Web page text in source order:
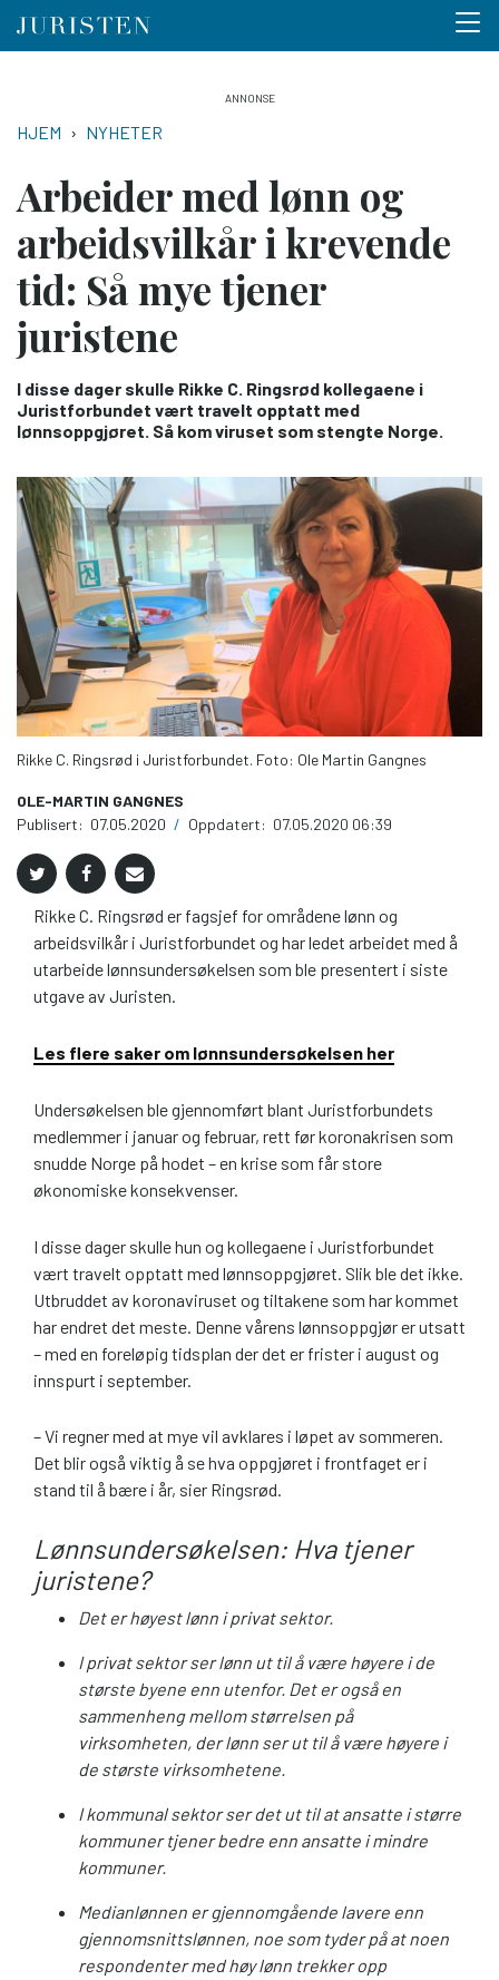
hovedinnhold
Menu
NAVIGASJONSSTI
HJEM NYHETER
Arbeider med lønn og
arbeidsvilkår i krevende
tid: Så mye tjener
juristene
I disse dager skulle Rikke C. Ringsrød kollegaene i
Juristforbundet vært travelt opptatt med
lønnsoppgjøret. Så kom viruset som stengte Norge.
Rikke C. Ringsrød i Juristforbundet. Foto: Ole Martin Gangnes
OLE-MARTIN GANGNES
Publisert: 07.05.2020 / Oppdatert: 07.05.2020 06:39
Rikke C. Ringsrød er fagsjef for områdene lønn og
arbeidsvilkår i Juristforbundet og har ledet arbeidet med å
utarbeide lønnsundersøkelsen som ble presentert i siste
utgave av Juristen.
Les flere saker om lønnsundersøkelsen her
Undersøkelsen ble gjennomført blant Juristforbundets
medlemmer i januar og februar, rett før koronakrisen som
snudde Norge på hodet – en krise som får store
økonomiske konsekvenser.
I disse dager skulle hun og kollegaene i Juristforbundet
vært travelt opptatt med lønnsoppgjøret. Slik ble det ikke.
Utbruddet av koronaviruset og tiltakene som har kommet
har endret det meste. Denne vårens lønnsoppgjør er utsatt
– med en foreløpig tidsplan der det er frister i august og
inn­spurt i september.
– Vi regner med at mye vil avklares i løpet av sommeren.
Det blir også viktig å se hva oppgjøret i frontfaget er i
stand til å bære i år, sier Ringsrød.
Lønnsundersøkelsen: Hva tjener
juristene?
Det er høyest lønn i privat sektor.
I privat sektor ser lønn ut til å være høyere i de
største byene enn utenfor. Det er også en
sammenheng mellom størrelsen på
virksomheten, der lønn ser ut til å være høyere i
de største virksomhetene.
I kommunal sektor ser det ut til at ansatte i større
kommuner tjener bedre enn ansatte i mindre
kommuner.
Medianlønnen er gjennomgående lavere enn
gjennomsnittslønnen, noe som tyder på at noen
respondenter med høy lønn trekker opp